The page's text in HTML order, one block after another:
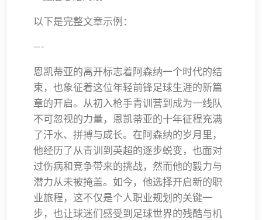
以下是完整文章示例：
---
恩凯蒂亚的离开标志着阿森纳一个时代的结
束，也象征着这位年轻前锋足球生涯的新篇
章的开启。从初入枪手青训营到成为一线队
不可忽视的力量，恩凯蒂亚的十年征程充满
了汗水、拼搏与成长。在阿森纳的岁月里，
他经历了从青训到英超的逐步蜕变，也面对
过伤病和竞争带来的挑战，然而他的毅力与
潜力从未被掩盖。如今，他选择开启新的职
业旅程，这不仅是个人职业规划的关键一
步，也让球迷们感受到足球世界的残酷与机